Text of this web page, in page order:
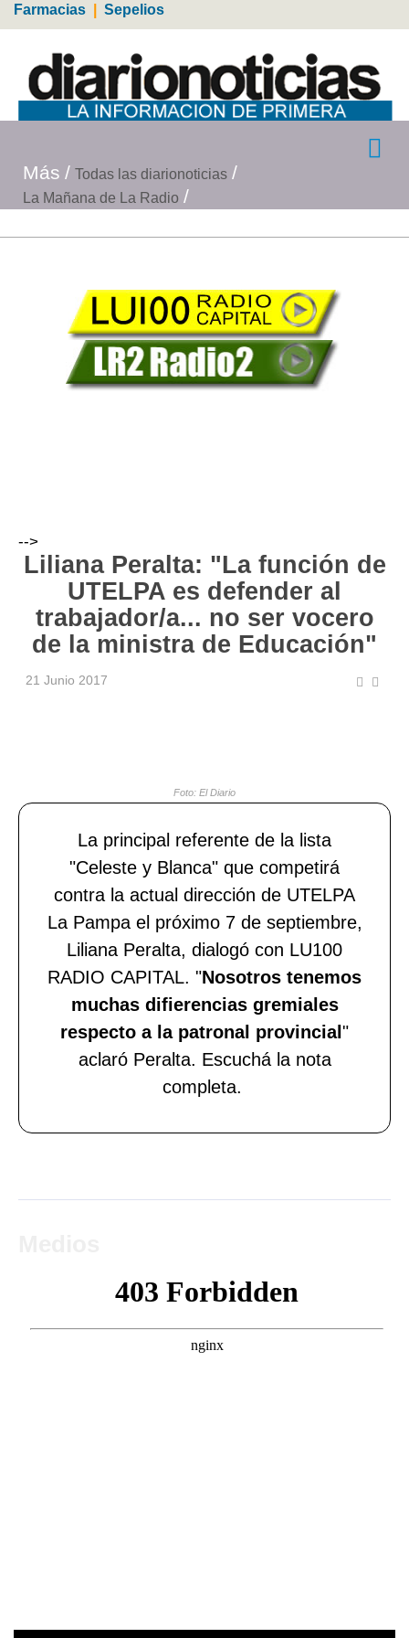
Farmacias Sepelios
Más
Todas las diarionoticias
La Mañana de La Radio
-->
Liliana Peralta: "La función de
UTELPA es defender al
trabajador/a... no ser vocero
de la ministra de Educación"
21 Junio 2017
Foto: El Diario
La principal referente de la lista
"Celeste y Blanca" que competirá
contra la actual dirección de UTELPA
La Pampa el próximo 7 de septiembre,
Liliana Peralta, dialogó con LU100
RADIO CAPITAL. "Nosotros tenemos
muchas difierencias gremiales
respecto a la patronal provincial "
aclaró Peralta. Escuchá la nota
completa.